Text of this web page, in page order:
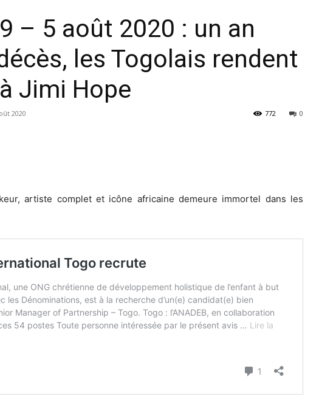
– 5 août 2020 : un an
les Togolais rendent
Jimi Hope
2020 0
772
artiste complet et icône africaine demeure immortel dans les